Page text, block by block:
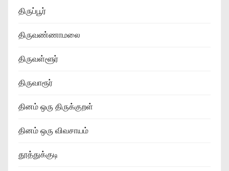
திருப்பூர்
திருவண்ணாமலை
திருவள்ளூர்
திருவாரூர்
தினம் ஒரு திருக்குறள்
தினம் ஒரு விவசாயம்
தூத்துக்குடி